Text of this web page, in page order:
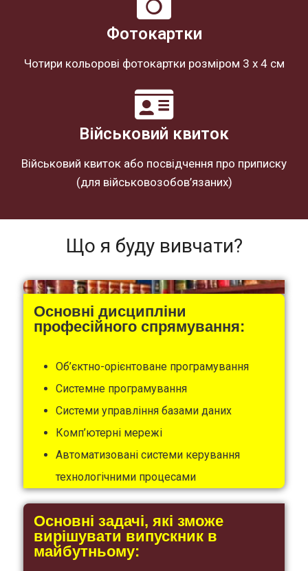
Фотокартки
Чотири кольорові фотокартки розміром 3 х 4 см
Військовий квиток
Військовий квиток або посвідчення про приписку
(для військовозобов’язаних)
Що я буду вивчати?
Основні дисципліни
професійного спрямування:
Об’єктно-орієнтоване програмування
Системне програмування
Системи управління базами даних
Комп’ютерні мережі
Автоматизовані системи керування
технологічними процесами
Основні задачі, які зможе
вирішувати випускник в
майбутньому: